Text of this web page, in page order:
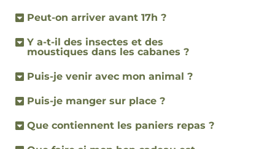
Peut-on arriver avant 17h ?
Y a-t-il des insectes et des
moustiques dans les cabanes ?
Puis-je venir avec mon animal ?
Puis-je manger sur place ?
Que contiennent les paniers repas ?